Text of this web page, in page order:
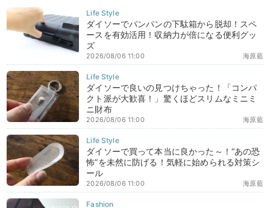
ダイソーでパンパンの下駄箱から脱却！スペ
ースを有効活用！収納力が倍になる便利グッ
ズ
海原藍
2026/08/06 11:00
ダイソーで良いの見つけちゃった！「コンパ
クト派が大歓喜！」驚くほどスリムなミニミ
ニ財布
海原藍
2026/08/06 11:00
ダイソーで買って本当に良かった～！“あの恐
怖”を未然に防げる！気軽に始められる対策シ
ール
海原藍
2026/08/06 11:00